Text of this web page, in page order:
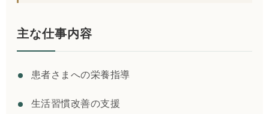
主な仕事内容
患者さまへの栄養指導
生活習慣改善の支援